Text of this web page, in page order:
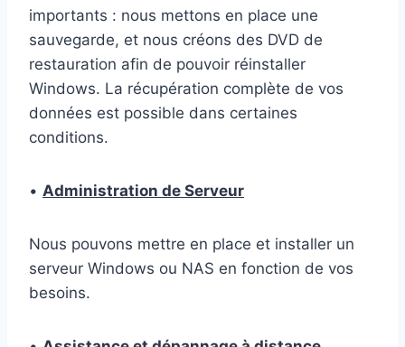
importants : nous mettons en place une
sauvegarde, et nous créons des DVD de
restauration afin de pouvoir réinstaller
Windows. La récupération complète de vos
données est possible dans certaines
conditions.
• Administration de Serveur
Nous pouvons mettre en place et installer un
serveur Windows ou NAS en fonction de vos
besoins.